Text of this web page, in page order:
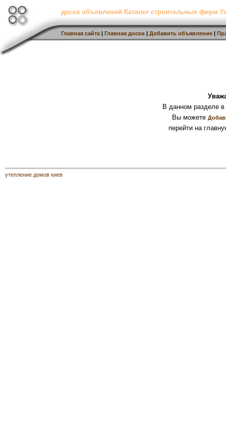
доска объявлений Каталог строительных фирм
Главная сайта | Главная доски | Добавить объявление |
В данном разделе
Вы можете
перейти на
утепление домов киев